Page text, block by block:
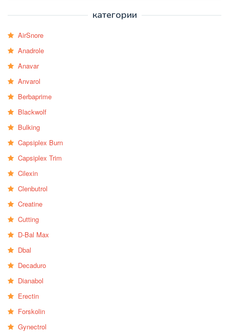
категории
AirSnore
Anadrole
Anavar
Anvarol
Berbaprime
Blackwolf
Bulking
Capsiplex Burn
Capsiplex Trim
Cilexin
Clenbutrol
Creatine
Cutting
D-Bal Max
Dbal
Decaduro
Dianabol
Erectin
Forskolin
Gynectrol